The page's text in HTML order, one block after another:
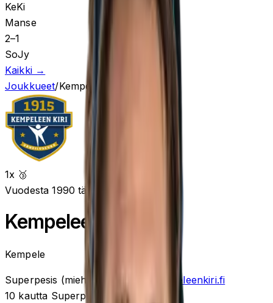
KeKi
Manse
2–1
SoJy
Kaikki →
Joukkueet/Kempeleen Kiri
1x 🥉
Vuodesta 1990 tähän päivään
Kempeleen Kiri
Kempele
Superpesis (miehet)
kempeleenkiri.fi
10 kautta Superpesiksessä